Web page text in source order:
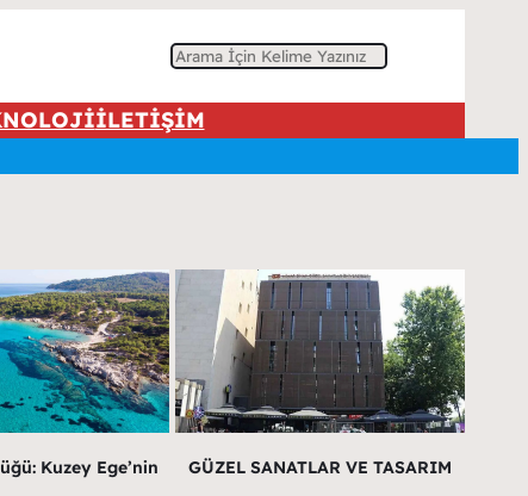
A
a
İLETİŞİM
Kuzey Ege’nin
GÜZEL SANATLAR VE TASARIM